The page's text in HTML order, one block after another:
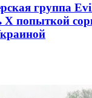
группа
Х попыткой